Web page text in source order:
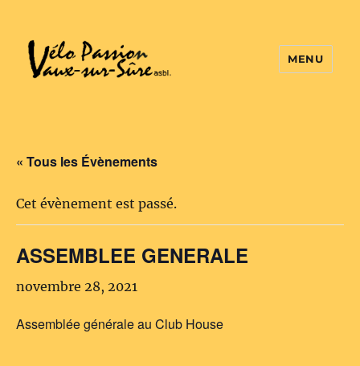
MENU
« Tous les Évènements
Cet évènement est passé.
ASSEMBLEE GENERALE
novembre 28, 2021
Assemblée générale au Club House